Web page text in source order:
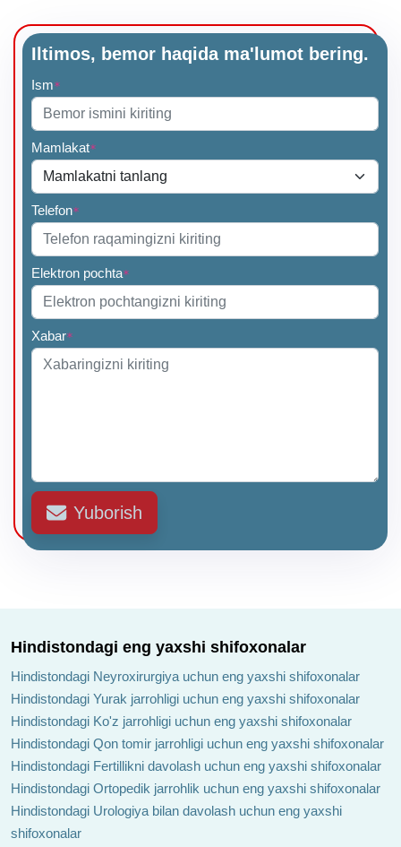
Iltimos, bemor haqida ma'lumot bering.
Ism*
Mamlakat*
Telefon*
Elektron pochta*
Xabar*
Yuborish
Hindistondagi eng yaxshi shifoxonalar
Hindistondagi Neyroxirurgiya uchun eng yaxshi shifoxonalar
Hindistondagi Yurak jarrohligi uchun eng yaxshi shifoxonalar
Hindistondagi Ko'z jarrohligi uchun eng yaxshi shifoxonalar
Hindistondagi Qon tomir jarrohligi uchun eng yaxshi shifoxonalar
Hindistondagi Fertillikni davolash uchun eng yaxshi shifoxonalar
Hindistondagi Ortopedik jarrohlik uchun eng yaxshi shifoxonalar
Hindistondagi Urologiya bilan davolash uchun eng yaxshi
shifoxonalar